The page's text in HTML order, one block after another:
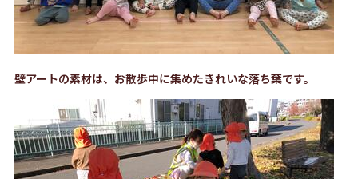
壁アートの素材は、お散歩中に集めたきれいな落ち葉です。